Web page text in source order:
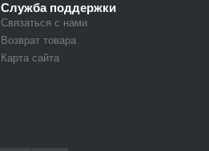
Служба поддержки
Связаться с нами
Возврат товара
Карта сайта